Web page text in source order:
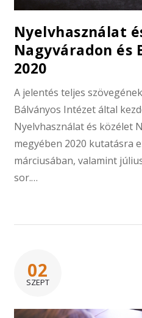
Nyelvhasználat
Nagyváradon és
2020
A jelentés teljes
Bálványos Intézet által
Nyelvhasználat és közélet
megyében 2020 kutatásra
márciusában, valamint
sor.…
02
SZEPT